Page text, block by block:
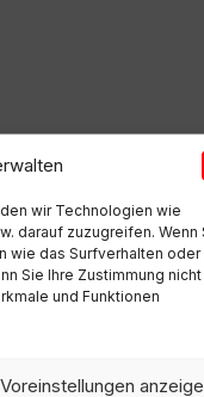
wir Technologien wie
darauf zuzugreifen. Wenn
wie das Surfverhalten oder
Sie Ihre Zustimmung nicht
und Funktionen
Voreinstellungen